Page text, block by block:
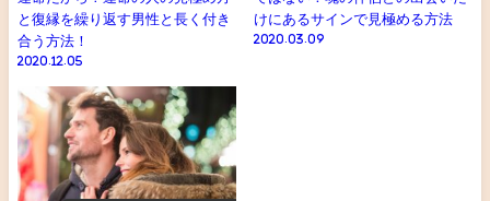
と復縁を繰り返す男性と長く付き
合う方法！
2020.12.05
けにあるサインで見極める方法
2020.03.09